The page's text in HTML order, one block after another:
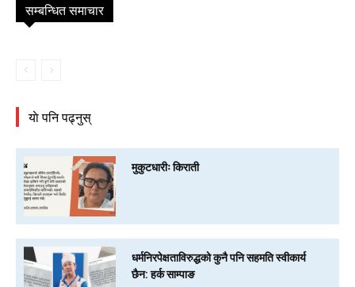
सम्बन्धित समाचार
याे पनि पढ्नुस्
मुकुटधारीः किराती
धर्मनिरपेक्षताविरुद्धको कुनै पनि सहमति स्वीकार्य
छैन: हर्क साम्पाङ